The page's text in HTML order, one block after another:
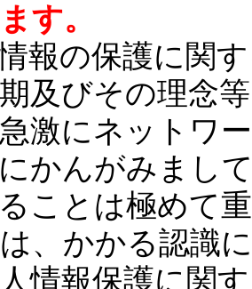
す。
報の保護に関
及びその理念
激にネットワ
かんがみまし
ことは極めて
、かかる認識
情報保護に関